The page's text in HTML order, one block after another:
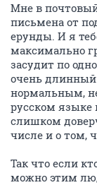
Мне в
письмена от
ерунды. И я
максимально
засудит по
очень длинный
нормальным,
русском
слишком
числе и о том,
Так что если
можно этим